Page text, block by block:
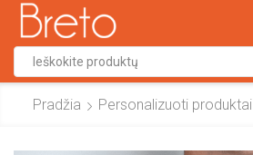
input
Pradžia Personalizuoti produktai